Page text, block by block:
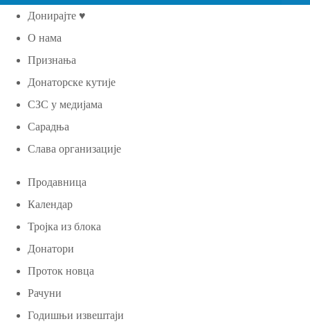
Донирајте ♥
О нама
Признања
Донаторске кутије
СЗС у медијама
Сарадња
Слава организације
Продавница
Календар
Тројка из блока
Донатори
Проток новца
Рачуни
Годишњи извештаји